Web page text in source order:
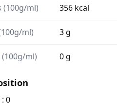
(100g/ml) 356 kcal
ml) 3 g
ml) 0 g
0